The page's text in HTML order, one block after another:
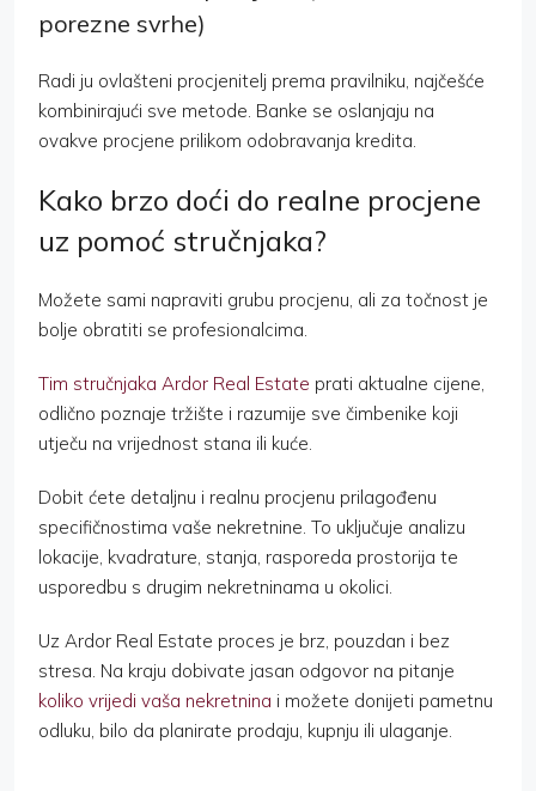
porezne svrhe)
Radi ju ovlašteni procjenitelj prema pravilniku, najčešće
kombinirajući sve metode. Banke se oslanjaju na
ovakve procjene prilikom odobravanja kredita.
Kako brzo doći do realne procjene
uz pomoć stručnjaka?
Možete sami napraviti grubu procjenu, ali za točnost je
bolje obratiti se profesionalcima.
Tim stručnjaka Ardor Real Estate prati aktualne cijene,
odlično poznaje tržište i razumije sve čimbenike koji
utječu na vrijednost stana ili kuće.
Dobit ćete detaljnu i realnu procjenu prilagođenu
specifičnostima vaše nekretnine. To uključuje analizu
lokacije, kvadrature, stanja, rasporeda prostorija te
usporedbu s drugim nekretninama u okolici.
Uz Ardor Real Estate proces je brz, pouzdan i bez
stresa. Na kraju dobivate jasan odgovor na pitanje
koliko vrijedi vaša nekretnina i možete donijeti pametnu
odluku, bilo da planirate prodaju, kupnju ili ulaganje.